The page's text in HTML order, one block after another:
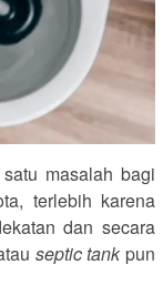
masalah bagi
terlebih karena
dan secara
septic tankpun